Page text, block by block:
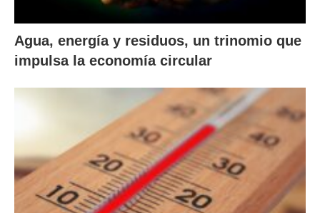
Agua, energía y residuos, un trinomio que
impulsa la economía circular